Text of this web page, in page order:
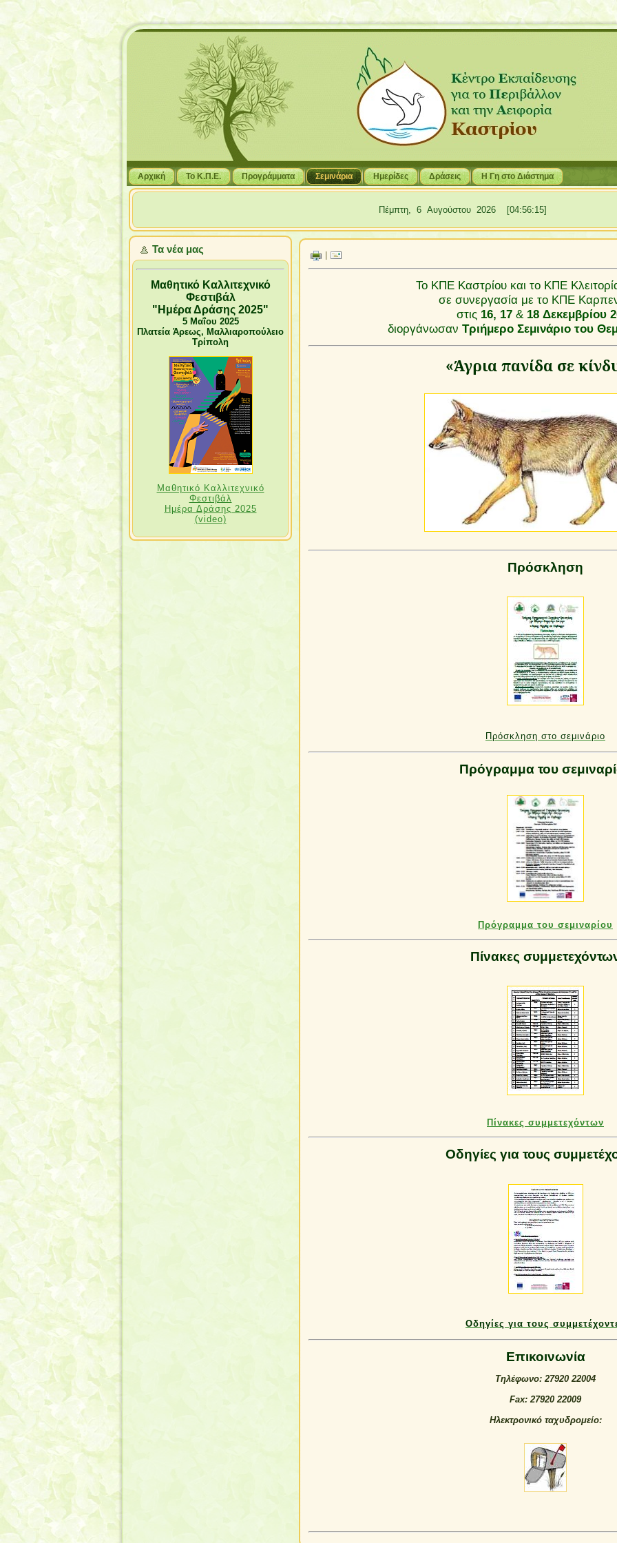
Αρχική Το Κ.Π.Ε. Προγράμματα Σεμινάρια Hμερίδες Δράσεις Η Γη στο Διάστημα
Πέμπτη, 6 Αυγούστου 2026 [04:56:16]
Τα νέα μας
Μαθητικό Καλλιτεχνικό
Φεστιβάλ
"Ημέρα Δράσης 2025"
5 Μαΐου 2025
Πλατεία Άρεως, Μαλλιαροπούλειο
Τρίπολη
Μαθητικό Καλλιτεχνικό
Φεστιβάλ
Ημέρα Δράσης 2025
(video)
Το ΚΠΕ Καστρίου και το ΚΠΕ
σε συνεργασία με το ΚΠΕ
στις 16, 17& 18 Δεκεμβρίου
διοργάνωσαν Τριήμερο Σεμινάριο του
«Άγρια πανίδα σε
Πρόσκληση
Πρόσκληση στο σεμινάριο
Πρόγραμμα του
Πρόγραμμα του σεμιναρίου
Πίνακες
Πίνακες συμμετεχόντων
Οδηγίες για τους
Οδηγίες για τους
Επικοινωνία
Τηλέφωνο:27920 22004
Fax:27920 22009
Ηλεκτρονικό ταχυδρομείο: